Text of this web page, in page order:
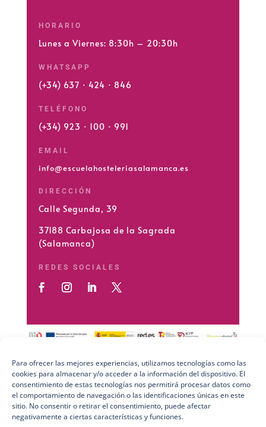
Para ofrecer las mejores experiencias, utilizamos tecnologías como las
cookies para almacenar y/o acceder a la información del dispositivo. El
consentimiento de estas tecnologías nos permitirá procesar datos como
el comportamiento de navegación o las identificaciones únicas en este
sitio. No consentir o retirar el consentimiento, puede afectar
negativamente a ciertas características y funciones.
HORARIO
Lunes a Viernes: 8:30h – 20:30h
WHATSAPP
(+34) 637 · 424 · 846
TELÉFONO
(+34) 923 · 100 · 991
EMAIL
info@escuelahosteleriasalamanca.es
DIRECCIÓN
Calle Segunda, 39
37188 Carbajosa de la Sagrada
(Salamanca)
REDES SOCIALES
Preguntas Frecuentes (FAQs)
Aviso Legal
Política de Privacidad